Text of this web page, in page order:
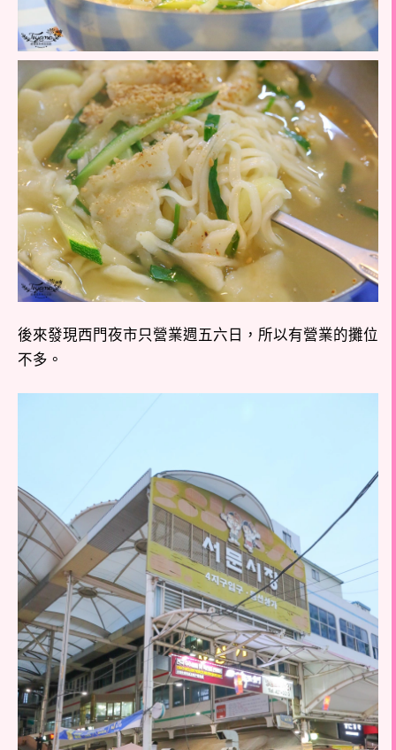
後來發現西門夜市只營業週五六日，所以有營業的攤位
不多。